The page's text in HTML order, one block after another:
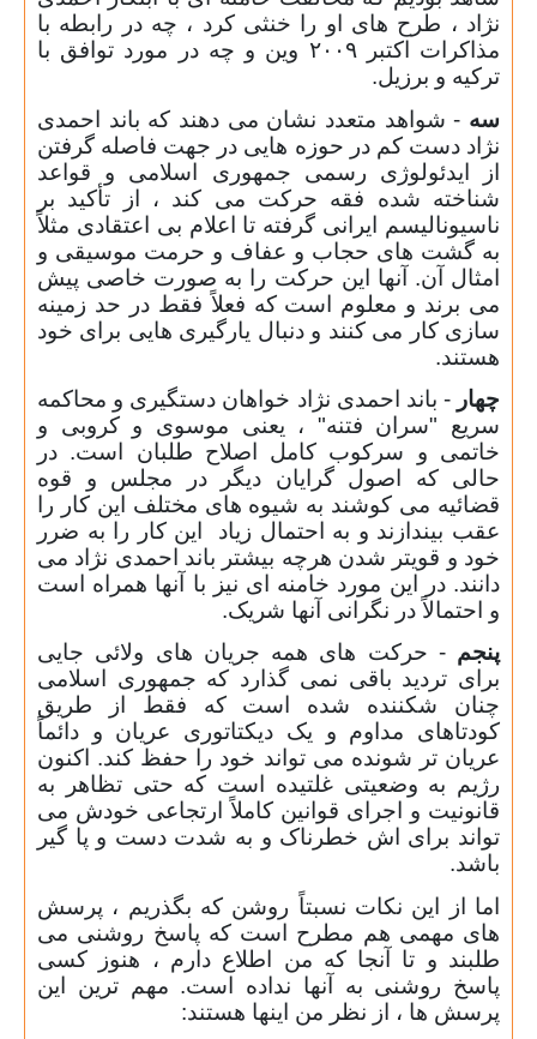
نژاد ، طرح های او را خنثی کرد ، چه در رابطه با
مذاکرات اکتبر ۲۰۰۹ وین و چه در مورد توافق با
ترکیه و برزیل.
سه - شواهد متعدد نشان می دهند که باند احمدی
نژاد دست کم در حوزه هایی در جهت فاصله گرفتن
از ایدئولوژی رسمی جمهوری اسلامی و قواعد
شناخته شده فقه حرکت می کند ، از تأکید بر
ناسیونالیسم ایرانی گرفته تا اعلام بی اعتقادی مثلاً
به گشت های حجاب و عفاف و حرمت موسیقی و
امثال آن. آنها این حرکت را به صورت خاصی پیش
می برند و معلوم است که فعلاً فقط در حد زمینه
سازی کار می کنند و دنبال یارگیری هایی برای خود
هستند.
چهار - باند احمدی نژاد خواهان دستگیری و محاکمه
سریع "سران فتنه" ، یعنی موسوی و کروبی و
خاتمی و سرکوب کامل اصلاح طلبان است. در
حالی که اصول گرایان دیگر در مجلس و قوه
قضائیه می کوشند به شیوه های مختلف این کار را
عقب بیندازند و به احتمال زیاد
این کار را به ضرر
خود و قویتر شدن هرچه بیشتر باند احمدی نژاد می
دانند. در این مورد خامنه ای نیز با آنها همراه است
و احتمالاً در نگرانی آنها شریک.
پنجم- حرکت های همه جریان های ولائی جایی
برای تردید باقی نمی گذارد که جمهوری اسلامی
چنان شکننده شده است که فقط از طریق
کودتاهای مداوم و یک دیکتاتوری عریان و دائماً
عریان تر شونده می تواند خود را حفظ کند. اکنون
رژیم به وضعیتی غلتیده است که حتی تظاهر به
قانونیت و اجرای قوانین کاملاً ارتجاعی خودش می
تواند برای اش خطرناک و به شدت دست و پا گیر
باشد.
اما از این نکات نسبتاً روشن که بگذریم ، پرسش
های مهمی هم مطرح است که پاسخ روشنی می
طلبند و تا آنجا که من اطلاع دارم ، هنوز کسی
پاسخ روشنی به آنها نداده است. مهم ترین این
پرسش ها ، از نظر من اینها هستند: